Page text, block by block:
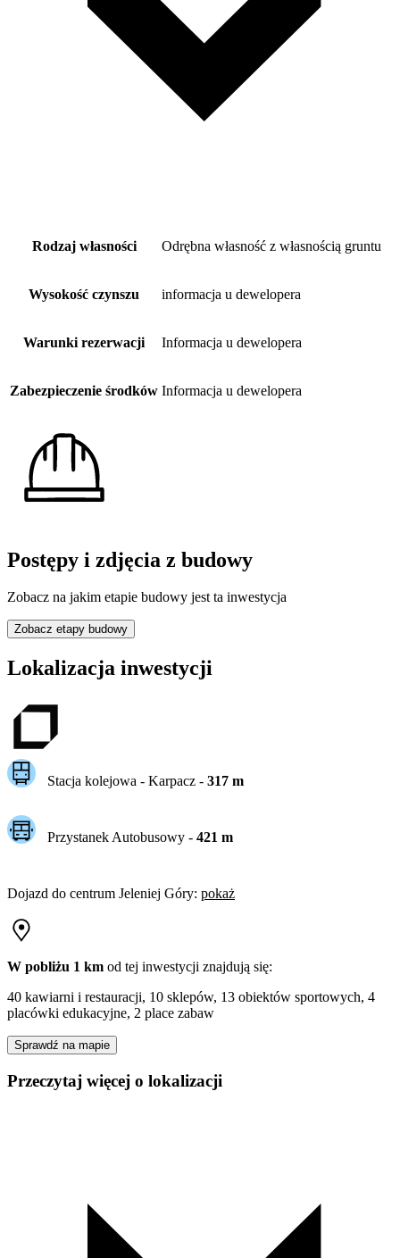
Rodzaj własności Odrębna własność z własnością gruntu
Wysokość czynszu informacja u dewelopera
Warunki rezerwacji Informacja u dewelopera
Zabezpieczenie środków Informacja u dewelopera
Postępy i zdjęcia z budowy
Zobacz na jakim etapie budowy jest ta inwestycja
Zobacz etapy budowy
Lokalizacja inwestycji
Stacja kolejowa - Karpacz- 317m
Przystanek Autobusowy - 421 m
Dojazd do centrum Jeleniej Góry: pokaż
W pobliżu 1 km od tej inwestycji znajdują się:
40 kawiarni i restauracji, 10 sklepów, 13 obiektów sportowych, 4
placówki edukacyjne, 2 place zabaw
Sprawdź na mapie
Przeczytaj więcej o lokalizacji